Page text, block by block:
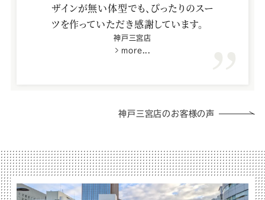
ザインが無い体型でも、ぴったりのスー
ツを作っていただき感謝しています。
神戸三宮店
more...
神戸三宮店のお客様の声